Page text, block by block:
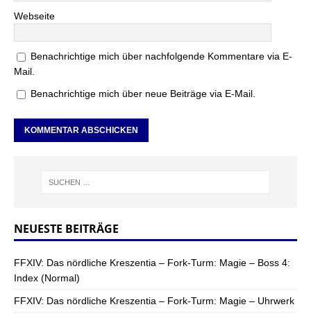
Webseite
Benachrichtige mich über nachfolgende Kommentare via E-
Mail.
Benachrichtige mich über neue Beiträge via E-Mail.
NEUESTE BEITRÄGE
FFXIV: Das nördliche Kreszentia – Fork-Turm: Magie – Boss 4:
Index (Normal)
FFXIV: Das nördliche Kreszentia – Fork-Turm: Magie – Uhrwerk